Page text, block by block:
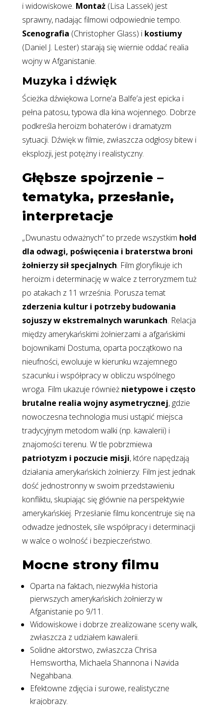
i widowiskowe. Montaż(Lisa Lassek) jest
sprawny, nadając filmowi odpowiednie tempo.
Scenografia (Christopher Glass) i kostiumy
(Daniel J. Lester) starają się wiernie oddać realia
wojny w Afganistanie.
Muzyka i dźwięk
Ścieżka dźwiękowa Lorne’a Balfe’a jest epicka i
pełna patosu, typowa dla kina wojennego. Dobrze
podkreśla heroizm bohaterów i dramatyzm
sytuacji. Dźwięk w filmie, zwłaszcza odgłosy bitew i
eksplozji, jest potężny i realistyczny.
Głębsze spojrzenie –
tematyka, przesłanie,
interpretacje
„Dwunastu odważnych” to przede wszystkim hołd
dla odwagi, poświęcenia i braterstwa broni
żołnierzy sił specjalnych. Film gloryfikuje ich
heroizm i determinację w walce z terroryzmem tuż
po atakach z 11 września. Porusza temat
zderzenia kultur i potrzeby budowania
sojuszy w ekstremalnych warunkach. Relacja
między amerykańskimi żołnierzami a afgańskimi
bojownikami Dostuma, oparta początkowo na
nieufności, ewoluuje w kierunku wzajemnego
szacunku i współpracy w obliczu wspólnego
wroga. Film ukazuje również nietypowe i często
brutalne realia wojny asymetrycznej, gdzie
nowoczesna technologia musi ustąpić miejsca
tradycyjnym metodom walki (np. kawalerii) i
znajomości terenu. W tle pobrzmiewa
patriotyzm i poczucie misji, które napędzają
działania amerykańskich żołnierzy. Film jest jednak
dość jednostronny w swoim przedstawieniu
konfliktu, skupiając się głównie na perspektywie
amerykańskiej. Przesłanie filmu koncentruje się na
odwadze jednostek, sile współpracy i determinacji
w walce o wolność i bezpieczeństwo.
Mocne strony filmu
Oparta na faktach, niezwykła historia
pierwszych amerykańskich żołnierzy w
Afganistanie po 9/11.
Widowiskowe i dobrze zrealizowane sceny walk,
zwłaszcza z udziałem kawalerii.
Solidne aktorstwo, zwłaszcza Chrisa
Hemswortha, Michaela Shannona i Navida
Negahbana.
Efektowne zdjęcia i surowe, realistyczne
krajobrazy.